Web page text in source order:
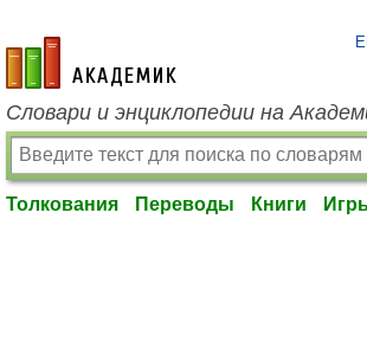
academic.ru
Словари и энциклопедии на
Толкования Переводы Книги